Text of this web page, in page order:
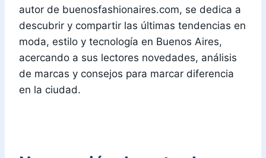
autor de buenosfashionaires.com, se dedica a
descubrir y compartir las últimas tendencias en
moda, estilo y tecnología en Buenos Aires,
acercando a sus lectores novedades, análisis
de marcas y consejos para marcar diferencia
en la ciudad.